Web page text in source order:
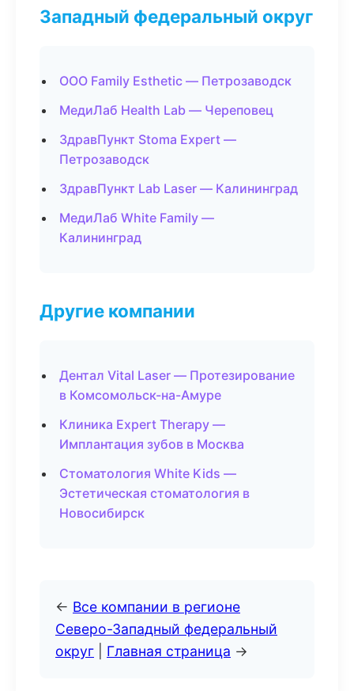
Западный федеральный округ
ООО Family Esthetic — Петрозаводск
МедиЛаб Health Lab — Череповец
ЗдравПункт Stoma Expert —
Петрозаводск
ЗдравПункт Lab Laser — Калининград
МедиЛаб White Family —
Калининград
Другие компании
Дентал Vital Laser — Протезирование
в Комсомольск-на-Амуре
Клиника Expert Therapy —
Имплантация зубов в Москва
Стоматология White Kids —
Эстетическая стоматология в
Новосибирск
← Все компании в регионе
Северо-Западный федеральный
округ
Главная страница →